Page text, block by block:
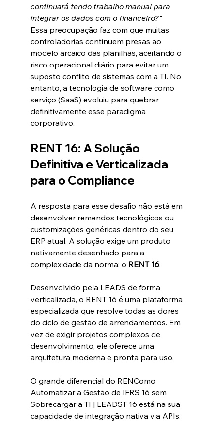
continuará tendo trabalho manual para
integrar os dados com o financeiro?"
Essa preocupação faz com que muitas
controladorias continuem presas ao
modelo arcaico das planilhas, aceitando o
risco operacional diário para evitar um
suposto conflito de sistemas com a TI. No
entanto, a tecnologia de software como
serviço (SaaS) evoluiu para quebrar
definitivamente esse paradigma
corporativo.
RENT 16: A Solução
Definitiva e Verticalizada
para o Compliance
A resposta para esse desafio não está em
desenvolver remendos tecnológicos ou
customizações genéricas dentro do seu
ERP atual. A solução exige um produto
nativamente desenhado para a
complexidade da norma: o RENT 16.
Desenvolvido pela LEADS de forma
verticalizada, o RENT 16 é uma plataforma
especializada que resolve todas as dores
do ciclo de gestão de arrendamentos. Em
vez de exigir projetos complexos de
desenvolvimento, ele oferece uma
arquitetura moderna e pronta para uso.
O grande diferencial do RENComo
Automatizar a Gestão de IFRS 16 sem
Sobrecargar a TI | LEADST 16 está na sua
capacidade de integração nativa via APIs.